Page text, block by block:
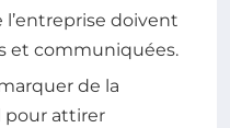
l’entreprise doivent
et communiquées.
de la
pour attirer